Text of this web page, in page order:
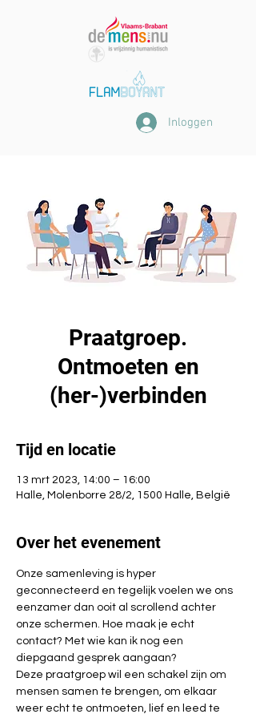
Inloggen
Praatgroep.
Ontmoeten en
(her-)verbinden
Tijd en locatie
13 mrt 2023, 14:00 – 16:00
Halle, Molenborre 28/2, 1500 Halle, België
Over het evenement
Onze samenleving is hyper
geconnecteerd en tegelijk voelen we ons
eenzamer dan ooit al scrollend achter
onze schermen. Hoe maak je echt
contact? Met wie kan ik nog een
diepgaand gesprek aangaan?
Deze praatgroep wil een schakel zijn om
mensen samen te brengen, om elkaar
weer echt te ontmoeten, lief en leed te